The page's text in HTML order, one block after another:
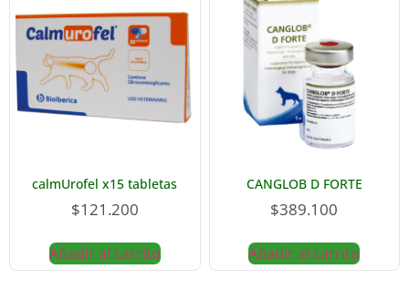
calmUrofel x15 tabletas
$121.200
Añadir al carrito
CANGLOB D FORTE
$389.100
Añadir al carrito